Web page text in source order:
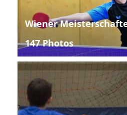
Wiener
147 Photos